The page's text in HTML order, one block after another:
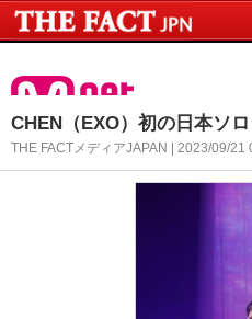
CHEN（EXO）初の日本ソ
THE FACTメディアJAPAN | 2023/09/21